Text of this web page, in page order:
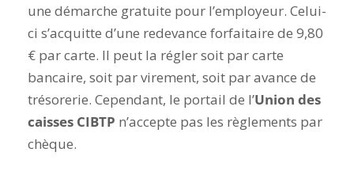
une démarche gratuite pour l’employeur. Celui-
ci s’acquitte d’une redevance forfaitaire de 9,80
€ par carte. Il peut la régler soit par carte
bancaire, soit par virement, soit par avance de
trésorerie. Cependant, le portail de l’Union des
caisses CIBTP n’accepte pas les règlements par
chèque.